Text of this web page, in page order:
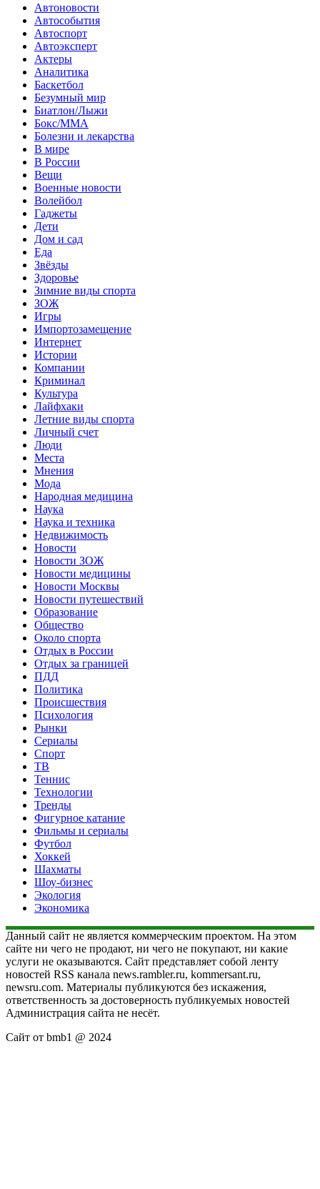
Автоновости
Автособытия
Автоспорт
Автоэксперт
Актеры
Аналитика
Баскетбол
Безумный мир
Биатлон/Лыжи
Бокс/MMA
Болезни и лекарства
В мире
В России
Вещи
Военные новости
Волейбол
Гаджеты
Дети
Дом и сад
Еда
Звёзды
Здоровье
Зимние виды спорта
ЗОЖ
Игры
Импортозамещение
Интернет
Истории
Компании
Криминал
Культура
Лайфхаки
Летние виды спорта
Личный счет
Люди
Места
Мнения
Мода
Народная медицина
Наука
Наука и техника
Недвижимость
Новости
Новости ЗОЖ
Новости медицины
Новости Москвы
Новости путешествий
Образование
Общество
Около спорта
Отдых в России
Отдых за границей
ПДД
Политика
Происшествия
Психология
Рынки
Сериалы
Спорт
ТВ
Теннис
Технологии
Тренды
Фигурное катание
Фильмы и сериалы
Футбол
Хоккей
Шахматы
Шоу-бизнес
Экология
Экономика
Данный сайт не является коммерческим проектом. На этом
сайте ни чего не продают, ни чего не покупают, ни какие
услуги не оказываются. Сайт представляет собой ленту
новостей RSS канала news.rambler.ru, kommersant.ru,
newsru.com. Материалы публикуются без искажения,
ответственность за достоверность публикуемых новостей
Администрация сайта не несёт.
Сайт от bmb1 @ 2024